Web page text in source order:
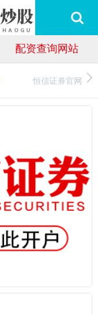
配资查询网站
恒信证券官网